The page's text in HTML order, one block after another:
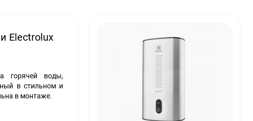
Electrolux
горячей воды,
в стильном и
в монтаже.